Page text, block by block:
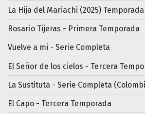
La Hija del Mariachi (2025) Temporada
Rosario Tijeras - Primera Temporada
Vuelve a mi - Serie Completa
El Señor de los cielos - Tercera
La Sustituta - Serie Completa
El Capo - Tercera Temporada